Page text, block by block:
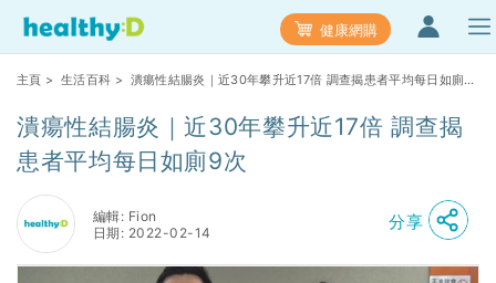
健康網購
主頁 > 生活百科 > 潰瘍性結腸炎｜近30年攀升近17倍 調查揭患者平均每日如廁9
潰瘍性結腸炎｜近30年攀升近17倍 調查揭
患者平均每日如廁9次
編輯: Fion
日期: 2022-02-14
分享